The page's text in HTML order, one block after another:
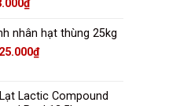
₫
nhân hạt thùng 25kg
₫
Lactic Compound